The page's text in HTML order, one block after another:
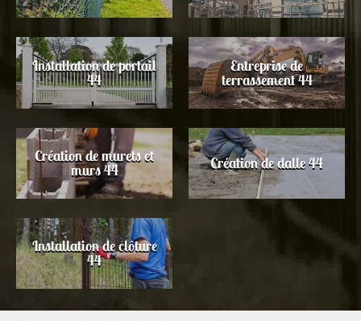
Installation de portail
44
Entreprise de
terrassement 44
Création de murets et
murs 44 Création de dalle 44
Installation de clôture
44